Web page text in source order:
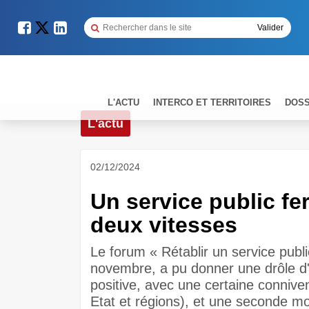
L'ACTU INTERCO ET TERRITOIRES
L'actu
02/12/2024
Un service public
deux vitesses
Le forum « Rétablir un service
novembre, a pu donner une drôle
positive, avec une certaine
Etat et régions), et une seconde